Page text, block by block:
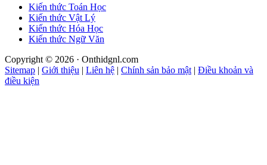
Kiến thức Toán Học
Kiến thức Vật Lý
Kiến thức Hóa Học
Kiến thức Ngữ Văn
Copyright © 2026 · Onthidgnl.com
Sitemap | Giới thiệu | Liên hệ | Chính sản bảo mật | Điều khoản và
điều kiện